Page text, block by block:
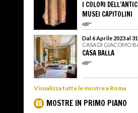
I COLORI
MUSEI CAPITOLINI
Dal 6 Aprile 2023 al
CASA DI GIACOMO
CASA BALLA
Visualizza tutte le mostre a Roma
MOSTRE IN PRIMO PIANO